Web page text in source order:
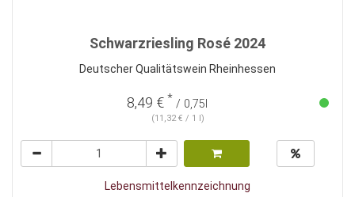
Schwarzriesling Rosé 2024
Deutscher Qualitätswein Rheinhessen
8,49 € * / 0,75l
(11,32 € / 1 l)
Lebensmittelkennzeichnung